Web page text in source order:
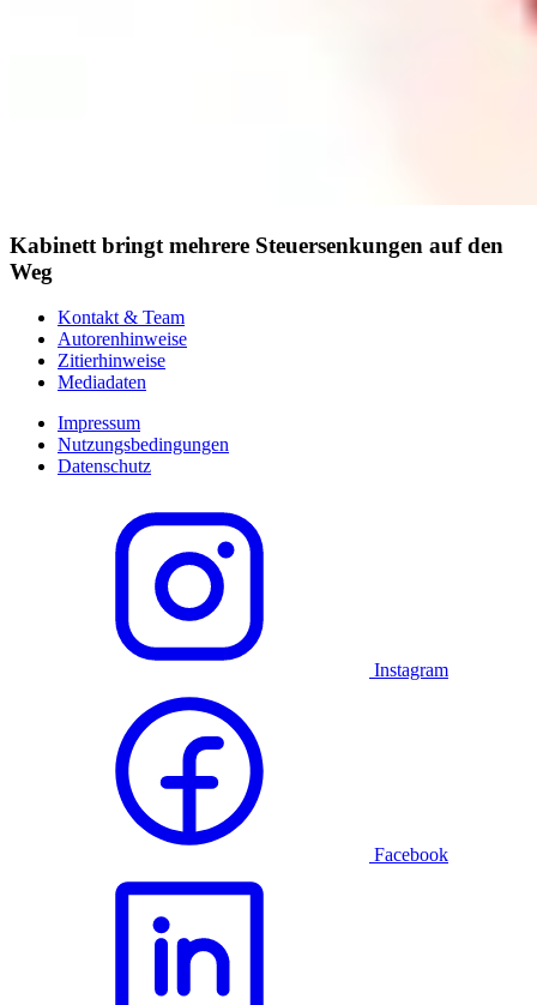
Kabinett bringt mehrere Steuersenkungen auf den
Weg
Kontakt & Team
Autorenhinweise
Zitierhinweise
Mediadaten
Impressum
Nutzungsbedingungen
Datenschutz
Instagram
Facebook